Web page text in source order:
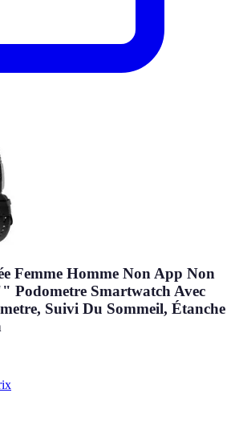
Femme Homme Non App Non
Podometre Smartwatch Avec
Suivi Du Sommeil, Étanche